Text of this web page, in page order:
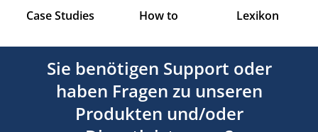
Case Studies How to Lexikon
Sie benötigen Support oder
haben Fragen zu unseren
Produkten und/oder